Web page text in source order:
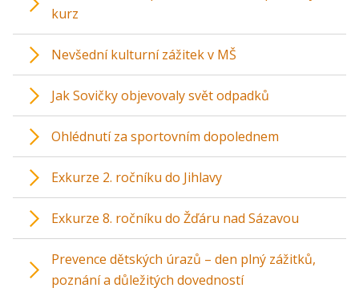
kurz
Nevšední kulturní zážitek v MŠ
Jak Sovičky objevovaly svět odpadků
Ohlédnutí za sportovním dopolednem
Exkurze 2. ročníku do Jihlavy
Exkurze 8. ročníku do Žďáru nad Sázavou
Prevence dětských úrazů – den plný zážitků,
poznání a důležitých dovedností